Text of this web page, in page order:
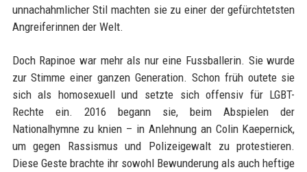
unnachahmlicher Stil machten sie zu einer der gefürchtetsten
Angreiferinnen der Welt.
Doch Rapinoe war mehr als nur eine Fussballerin. Sie wurde
zur Stimme einer ganzen Generation. Schon früh outete sie
sich als homosexuell und setzte sich offensiv für LGBT-
Rechte ein. 2016 begann sie, beim Abspielen der
Nationalhymne zu knien – in Anlehnung an Colin Kaepernick,
um gegen Rassismus und Polizeigewalt zu protestieren.
Diese Geste brachte ihr sowohl Bewunderung als auch heftige